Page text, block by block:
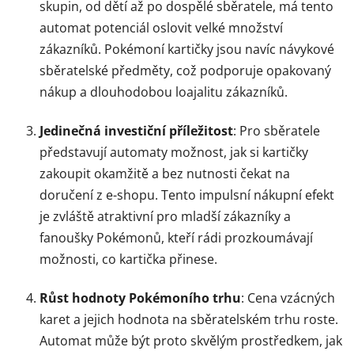
skupin, od dětí až po dospělé sběratele, má tento
automat potenciál oslovit velké množství
zákazníků. Pokémoní kartičky jsou navíc návykové
sběratelské předměty, což podporuje opakovaný
nákup a dlouhodobou loajalitu zákazníků.
Jedinečná investiční příležitost: Pro sběratele
představují automaty možnost, jak si kartičky
zakoupit okamžitě a bez nutnosti čekat na
doručení z e-shopu. Tento impulsní nákupní efekt
je zvláště atraktivní pro mladší zákazníky a
fanoušky Pokémonů, kteří rádi prozkoumávají
možnosti, co kartička přinese.
Růst hodnoty Pokémoního trhu: Cena vzácných
karet a jejich hodnota na sběratelském trhu roste.
Automat může být proto skvělým prostředkem, jak